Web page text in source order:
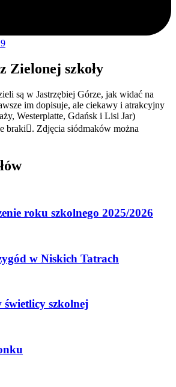
Zielonej szkoły
są w Jastrzębiej Górze, jak widać na
im dopisuje, ale ciekawy i atrakcyjny
Westerplatte, Gdańsk i Lisi Jar)
braki. Zdjęcia siódmaków można
roku szkolnego 2025/2026
w Niskich Tatrach
szkolnej